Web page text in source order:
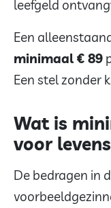
leefgeld
Een
minimaal € 89
Een stel zonder
Wat is
voor
De bedragen in